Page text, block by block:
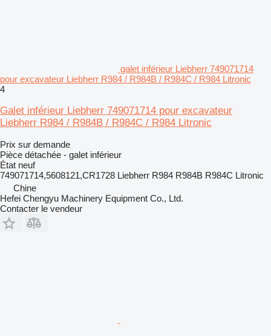
galet inférieur Liebherr 749071714
pour excavateur Liebherr R984 / R984B / R984C / R984 Litronic
4
Galet inférieur Liebherr 749071714 pour excavateur
Liebherr R984 / R984B / R984C / R984 Litronic
Prix sur demande
Pièce détachée - galet inférieur
État neuf
749071714,5608121,CR1728 Liebherr R984 R984B R984C Litronic
Chine
Hefei Chengyu Machinery Equipment Co., Ltd.
Contacter le vendeur